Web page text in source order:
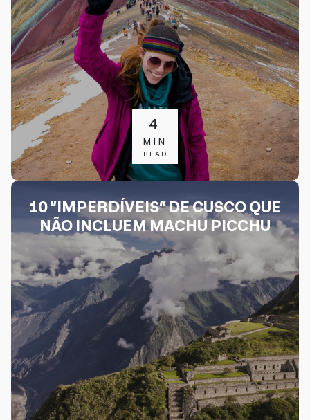
4
MIN
READ
10 “IMPERDÍVEIS” DE CUSCO QUE
NÃO INCLUEM MACHU PICCHU